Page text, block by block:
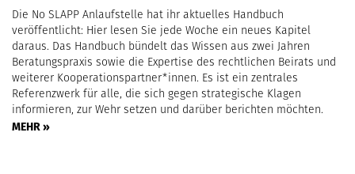
Die No SLAPP Anlaufstelle hat ihr aktuelles Handbuch
veröffentlicht: Hier lesen Sie jede Woche ein neues Kapitel
daraus. Das Handbuch bündelt das Wissen aus zwei Jahren
Beratungspraxis sowie die Expertise des rechtlichen Beirats und
weiterer Kooperationspartner*innen. Es ist ein zentrales
Referenzwerk für alle, die sich gegen strategische Klagen
informieren, zur Wehr setzen und darüber berichten möchten.
MEHR »